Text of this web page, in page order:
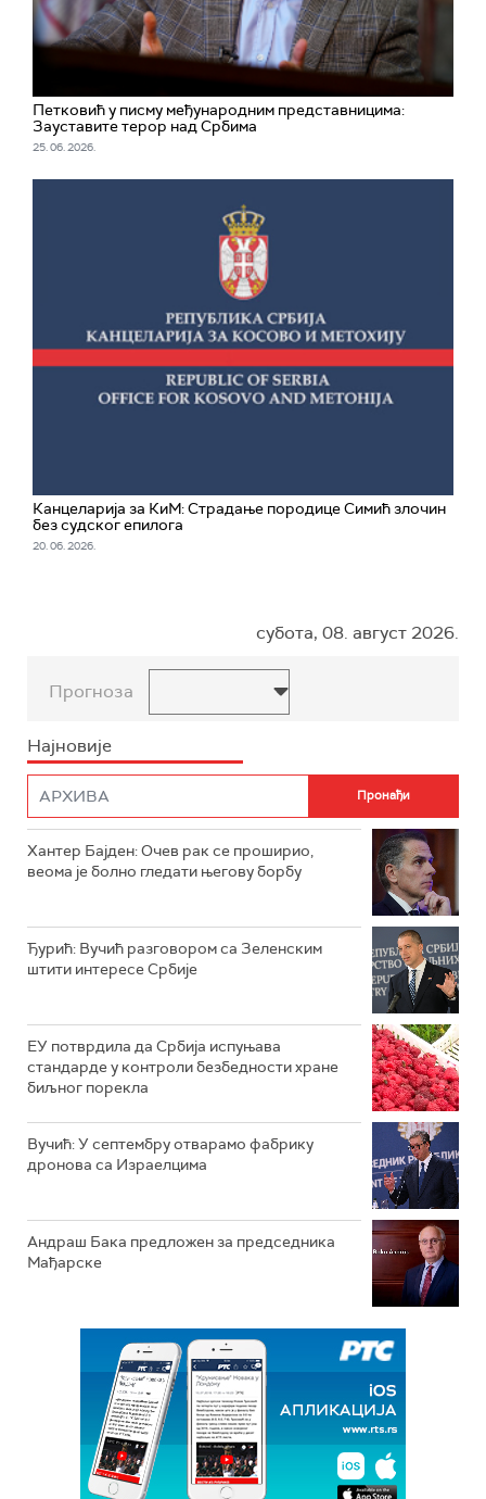
Петковић у писму међународним представницима:
Зауставите терор над Србима
25. 06. 2026.
Канцеларија за КиМ: Страдање породице Симић злочин
без судског епилога
20. 06. 2026.
субота, 08. август 2026.
Прогноза
Најновије
Хантер Бајден: Очев рак се проширио,
веома је болно гледати његову борбу
Ђурић: Вучић разговором са Зеленским
штити интересе Србије
ЕУ потврдила да Србија испуњава
стандарде у контроли безбедности хране
биљног порекла
Вучић: У септембру отварамо фабрику
дронова са Израелцима
Андраш Бакa предложен за председника
Мађарске